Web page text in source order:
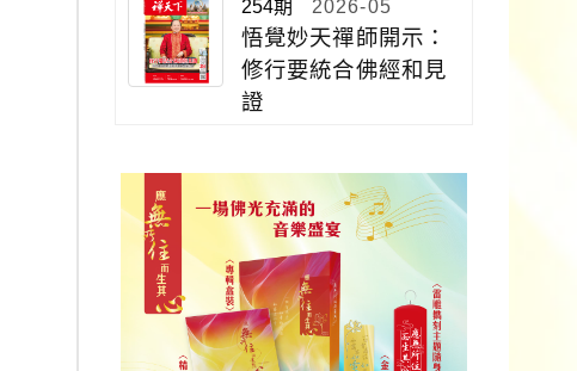
254期 2026-05
悟覺妙天禪師開示：
修行要統合佛經和見
證